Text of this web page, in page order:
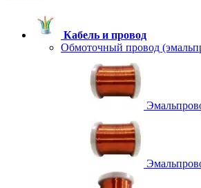
Кабель и провод
Обмоточный провод